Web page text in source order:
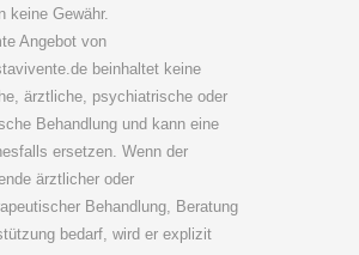
keine Gewähr.
Angebot von
beinhaltet keine
ärztliche, psychiatrische oder
Behandlung und kann eine
ersetzen. Wenn der
ärztlicher oder
Behandlung, Beratung
bedarf, wird er explizit